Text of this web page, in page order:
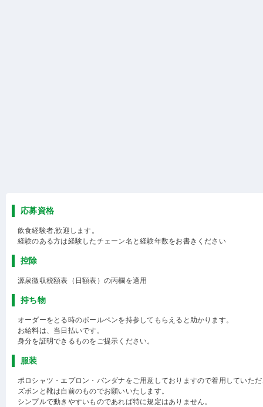
応募資格
飲食経験者,歓迎します。
経験のある方は経験したチェーン名と経験年数をお書きください
控除
源泉徴収税額表（日額表）の丙欄を適用
持ち物
オーダーをとる時のボールペンを持参してもらえると助かります。
お給料は、当日払いです。
身分を証明できるものをご提示ください。
服装
ポロシャツ・エプロン・バンダナをご用意しておりますので着用していた
ズボンと靴は自前のものでお願いいたします。
シンプルで動きやすいものであれば特に規定はありません。